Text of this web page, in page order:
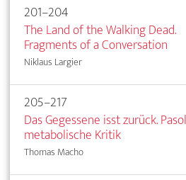
201–204
The Land of the Walking Dead.
Fragments of a Conversation
Niklaus Largier
205–217
Das Gegessene isst zurück.
metabolische Kritik
Thomas Macho